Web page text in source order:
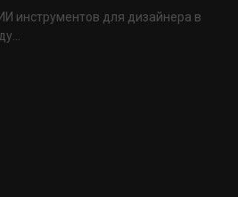
инструментов для дизайнера в